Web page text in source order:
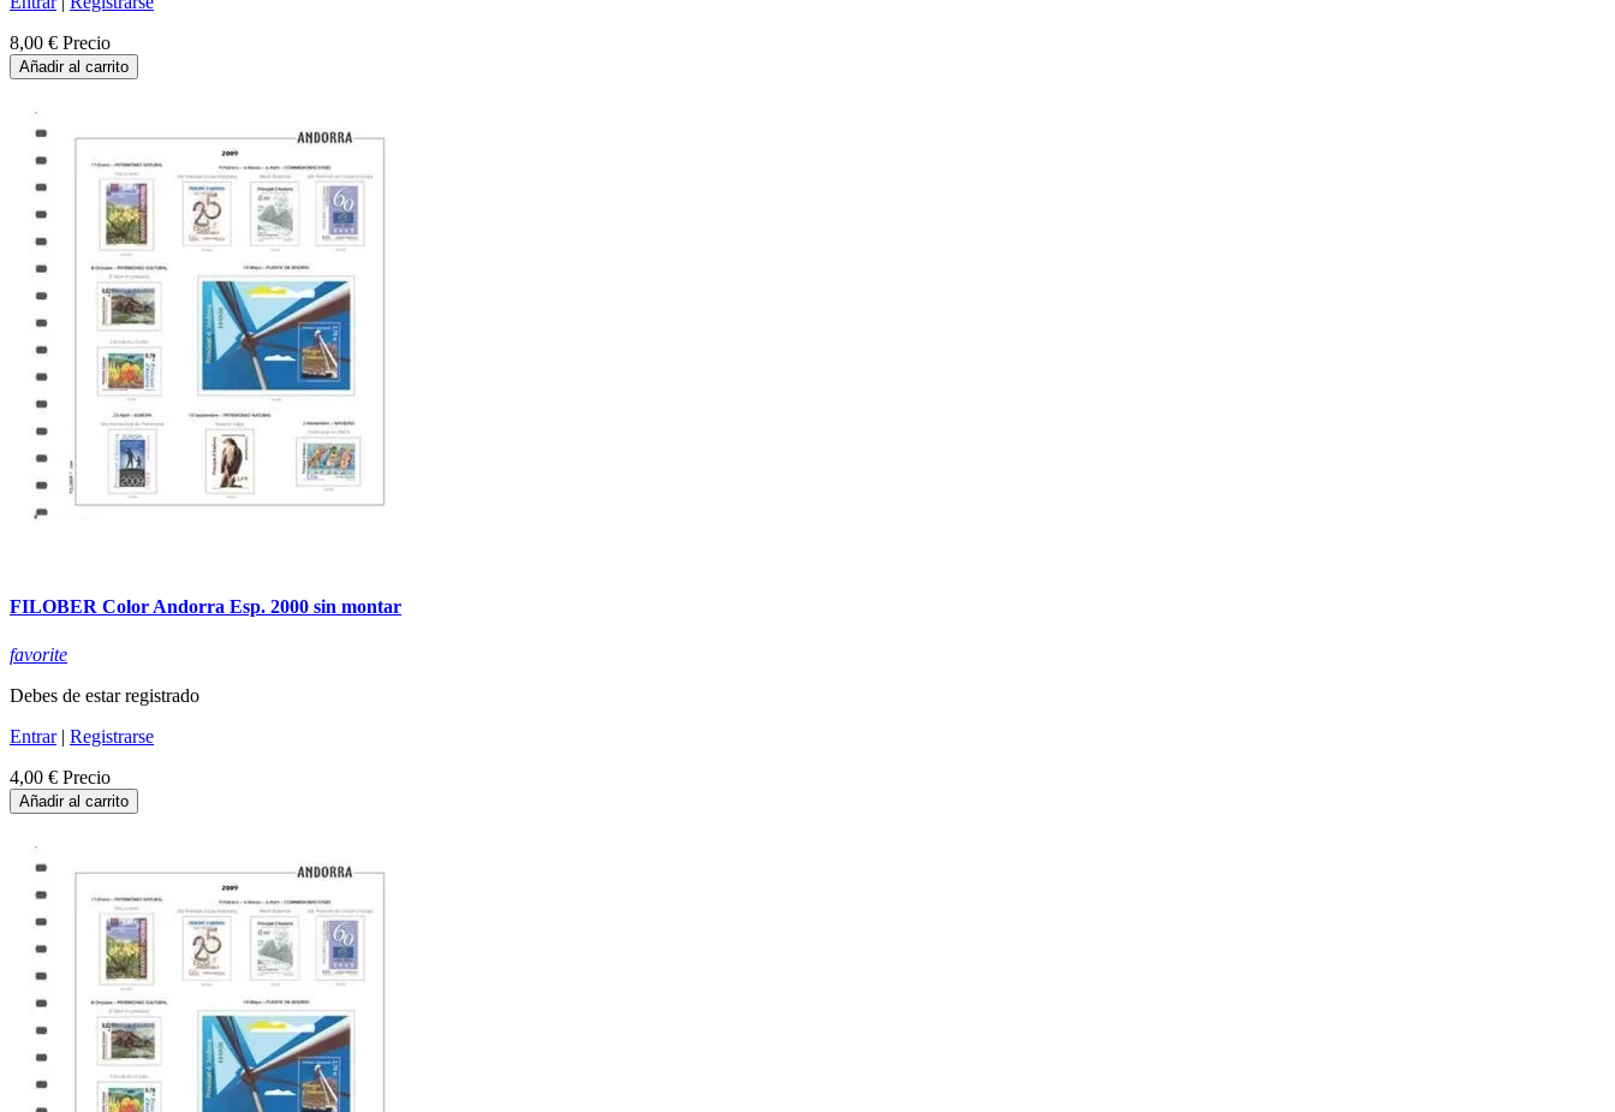
8,00 € Precio
Añadir al carrito
FILOBER Color Andorra Esp. 2000 sin montar
favorite
Debes de estar registrado
Entrar| Registrarse
4,00 € Precio
Añadir al carrito